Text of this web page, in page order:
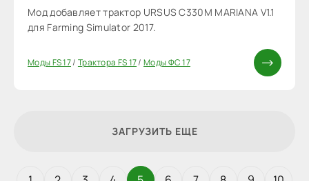
Мод добавляет трактор URSUS C330M MARIANA V1.1
для Farming Simulator 2017.
Моды FS 17/ Трактора FS 17/Моды ФС 17
ЗАГРУЗИТЬ ЕЩЕ